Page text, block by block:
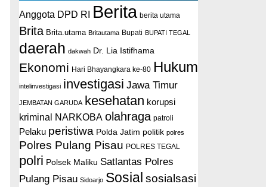
Anggota DPD RI Berita berita utama
Brita Brita.utama Britautama Bupati BUPATI TEGAL
daerah dakwah Dr. Lia Istifhama
Ekonomi Hari Bhayangkara ke-80 Hukum
intelinvestigasi investigasi Jawa Timur
JEMBATAN GARUDA kesehatan korupsi
kriminal NARKOBA olahraga patroli
Pelaku peristiwa Polda Jatim politik polres
Polres Pulang Pisau POLRES TEGAL
polri Polsek Maliku Satlantas Polres
Pulang Pisau Sidoarjo Sosial sosialsasi